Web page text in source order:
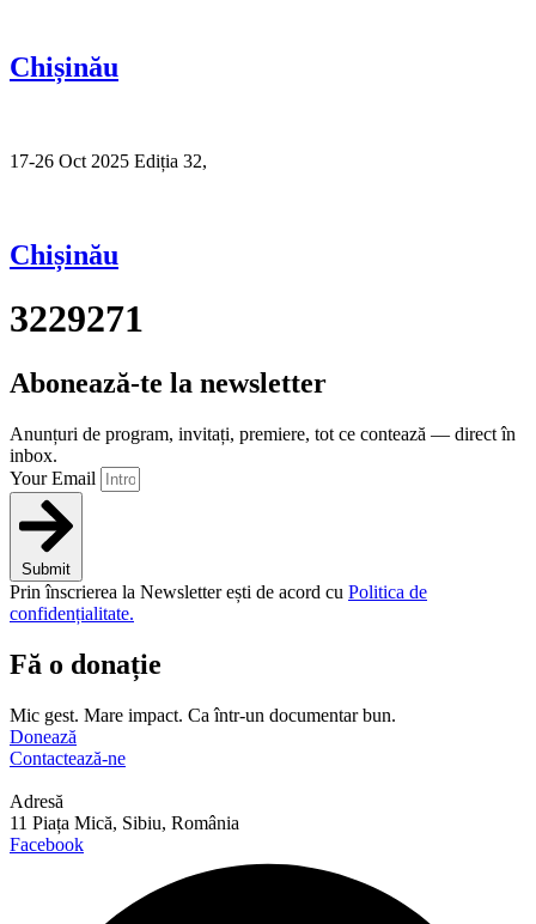
Chișinău
17-26 Oct 2025 Ediția 32,
Chișinău
3229271
Abonează-te la newsletter
Anunțuri de program, invitați, premiere, tot ce contează — direct în
inbox.
Your Email
Submit
Prin înscrierea la Newsletter ești de acord cu Politica de
confidențialitate.
Fă o donație
Mic gest. Mare impact. Ca într-un documentar bun.
Donează
Contactează-ne
Adresă
11 Piața Mică, Sibiu, România
Facebook